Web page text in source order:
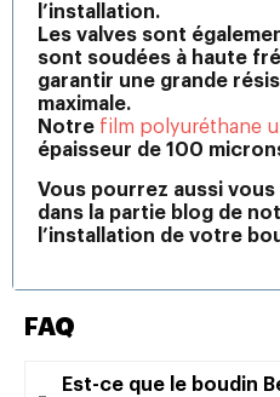
l’installation.
Les valves sont
sont soudées à haute
garantir une grande
maximale.
Notre film polyuréthane
épaisseur de 100
Vous pourrez aussi vous
dans la partie blog de
l’installation de votre
FAQ
Est-ce que le boudin